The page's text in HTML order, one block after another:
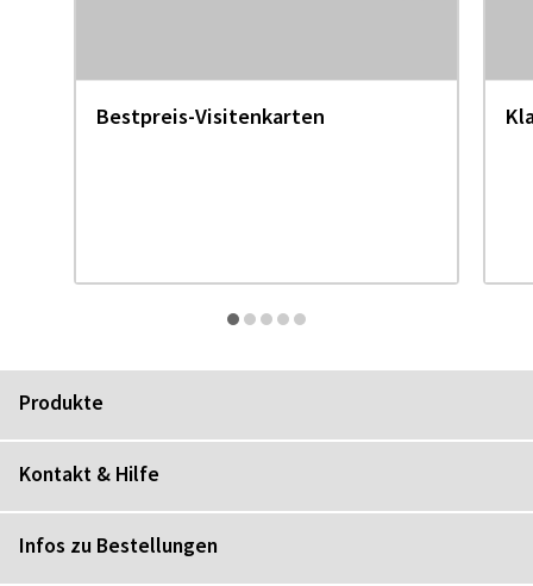
Bestpreis-Visitenkarten
Produkte
Kontakt & Hilfe
Infos zu Bestellungen